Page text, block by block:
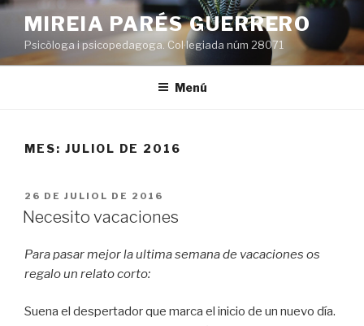
Vés
contingut
MIREIA PARÉS GUERRERO
Psicòloga i psicopedagoga. Col·legiada núm 28071
Menú
MES: JULIOL DE 2016
PUBLICAT
A
26 DE JULIOL DE 2016
Necesito vacaciones
Para pasar mejor la ultima semana de vacaciones os
regalo un relato corto:
Suena el despertador que marca el inicio de un nuevo día.